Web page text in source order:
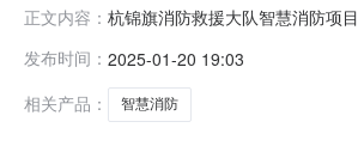
正文内容： 杭锦旗消防救援大队智慧消防项
主要标的信息序号供应商名称服
（具体内容详
发布时间： 2025-01-20 19:03
相关产品：
智慧消防